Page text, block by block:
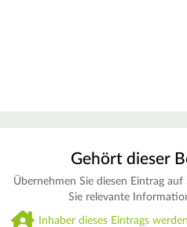
Gehört dieser
Übernehmen Sie diesen Eintrag
Sie relevante
Inhaber dieses Eintrags werden